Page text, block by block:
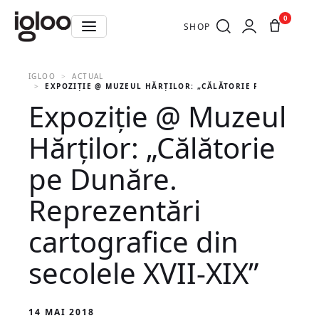
SHOP
0
IGLOO
ACTUAL
EXPOZIȚIE @ MUZEUL HĂRȚILOR: „CĂLĂTORIE PE DUNĂRE.
Expoziție @ Muzeul
Hărților: „Călătorie
pe Dunăre.
Reprezentări
cartografice din
secolele XVII-XIX”
14 MAI 2018